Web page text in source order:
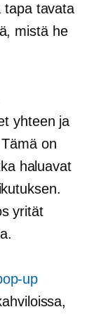
tapa tavata
mistä he
yhteen ja
on
haluavat
yrität
up